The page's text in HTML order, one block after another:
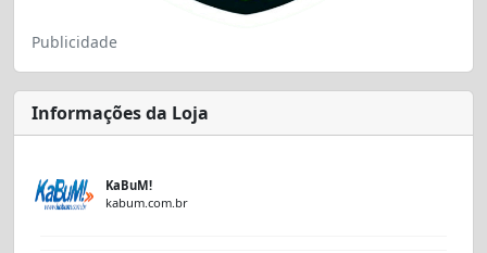
Publicidade
Informações da Loja
KaBuM!
kabum.com.br